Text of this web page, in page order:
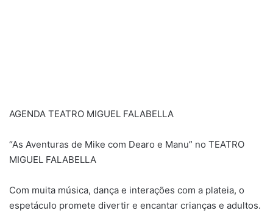
AGENDA TEATRO MIGUEL FALABELLA
“As Aventuras de Mike com Dearo e Manu” no TEATRO
MIGUEL FALABELLA
Com muita música, dança e interações com a plateia, o
espetáculo promete divertir e encantar crianças e adultos.